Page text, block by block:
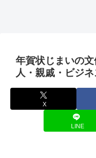
年賀状じまいの
人・親戚・ビジ
X
LINE